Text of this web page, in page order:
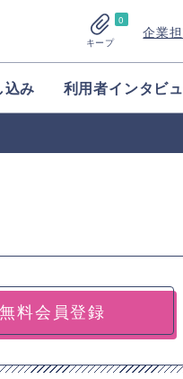
0
キープ
企業
込み 利用者インタビ
無料会員登録